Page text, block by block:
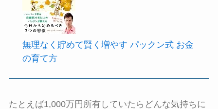
無理なく貯めて賢く増やす パックン式 お金
の育て方
たとえば1,000万円所有していたらどんな気持ちに